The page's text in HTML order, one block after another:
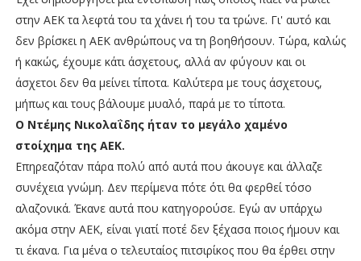
στην ΑΕΚ τα λεφτά του τα χάνει ή του τα τρώνε. Γι' αυτό και
δεν βρίσκει η ΑΕΚ ανθρώπους να τη βοηθήσουν. Τώρα, καλώς
ή κακώς, έχουμε κάτι άσχετους, αλλά αν φύγουν και οι
άσχετοι δεν θα μείνει τίποτα. Καλύτερα με τους άσχετους,
μήπως και τους βάλουμε μυαλό, παρά με το τίποτα.
Ο Ντέμης Νικολαΐδης ήταν το μεγάλο χαμένο
στοίχημα της ΑΕΚ.
Επηρεαζόταν πάρα πολύ από αυτά που άκουγε και άλλαζε
συνέχεια γνώμη. Δεν περίμενα πότε ότι θα φερθεί τόσο
αλαζονικά. Έκανε αυτά που κατηγορούσε. Εγώ αν υπάρχω
ακόμα στην ΑΕΚ, είναι γιατί ποτέ δεν ξέχασα ποιος ήμουν και
τι έκανα. Για μένα ο τελευταίος πιτσιρίκος που θα έρθει στην